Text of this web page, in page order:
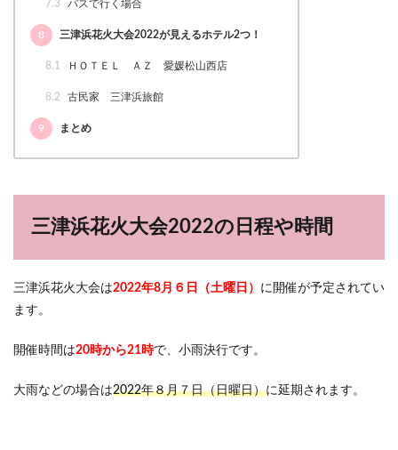
7.3 バスで行く場合
8 三津浜花火大会2022が見えるホテル2つ！
8.1 ＨＯＴＥＬ ＡＺ 愛媛松山西店
8.2 古民家 三津浜旅館
9 まとめ
三津浜花火大会2022の日程や時間
三津浜花火大会は2022年8月６日（土曜日） に開催が予定されてい
ます。
開催時間は20時から21時で、小雨決行です。
大雨などの場合は2022年８月７日（日曜日）に延期されます。